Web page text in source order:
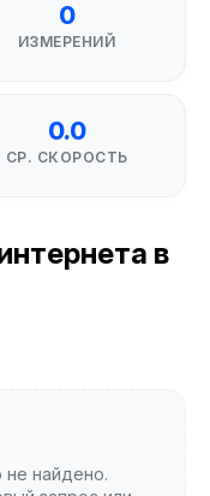
0
ИЗМЕРЕНИЙ
0.0
СР. СКОРОСТЬ
в
не найдено.